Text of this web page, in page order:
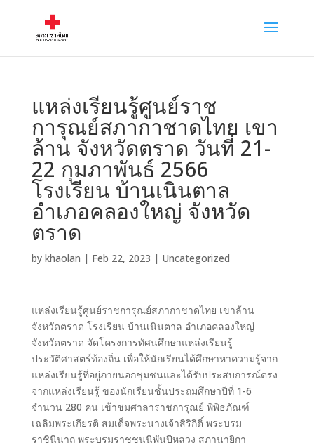
แหล่งเรียนรู้ศูนย์ราช
การุณย์สภากาชาดไทย เขา
ล้าน จังหวัดตราด วันที่ 21-
22 กุมภาพันธ์ 2566
โรงเรียน บ้านเนินตาล
อำเภอคลองใหญ่ จังหวัด
ตราด
by khaolan | Feb 22, 2023 | Uncategorized
แหล่งเรียนรู้ศูนย์ราชการุณย์สภากาชาดไทย เขาล้าน
จังหวัดตราด โรงเรียน บ้านเนินตาล อำเภอคลองใหญ่
จังหวัดตราด จัดโครงการทัศนศึกษาแหล่งเรียนรู้
ประวัติศาสตร์ท้องถิ่น เพื่อให้นักเรียนได้ศึกษาหาความรู้จาก
แหล่งเรียนรู้ที่อยู่ภายนอกชุมชนและได้รับประสบการณ์ตรง
จากแหล่งเรียนรู้ ของนักเรียนชั้นประถมศึกษาปีที่ 1-6
จำนวน 280 คน เข้าชมศาลาราชการุณย์ พิพิธภัณฑ์
เฉลิมพระเกียรติ สมเด็จพระนางเจ้าสิริกิติ์ พระบรม
ราชินีนาถ พระบรมราชชนนีพันปีหลวง สภานายิกา